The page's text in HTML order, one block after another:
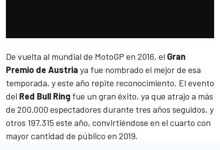
De vuelta al mundial de MotoGP en 2016, el Gran
Premio de Austria ya fue nombrado el mejor de esa
temporada, y este año repite reconocimiento. El evento
del Red Bull Ring fue un gran éxito, ya que atrajo a más
de 200.000 espectadores durante tres años seguidos, y
otros 197.315 este año, convirtiéndose en el cuarto con
mayor cantidad de público en 2019.